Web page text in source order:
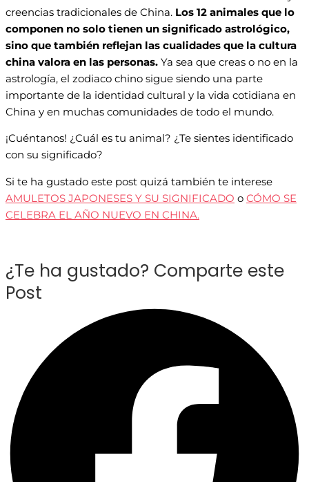
creencias tradicionales de China. Los 12 animales que lo
componen no solo tienen un significado astrológico,
sino que también reflejan las cualidades que la cultura
china valora en las personas. Ya sea que creas o no en la
astrología, el zodiaco chino sigue siendo una parte
importante de la identidad cultural y la vida cotidiana en
China y en muchas comunidades de todo el mundo.
¡Cuéntanos! ¿Cuál es tu animal? ¿Te sientes identificado
con su significado?
Si te ha gustado este post quizá también te interese
AMULETOS JAPONESES Y SU SIGNIFICADO o CÓMO SE
CELEBRA EL AÑO NUEVO EN CHINA.
¿Te ha gustado? Comparte este
Post